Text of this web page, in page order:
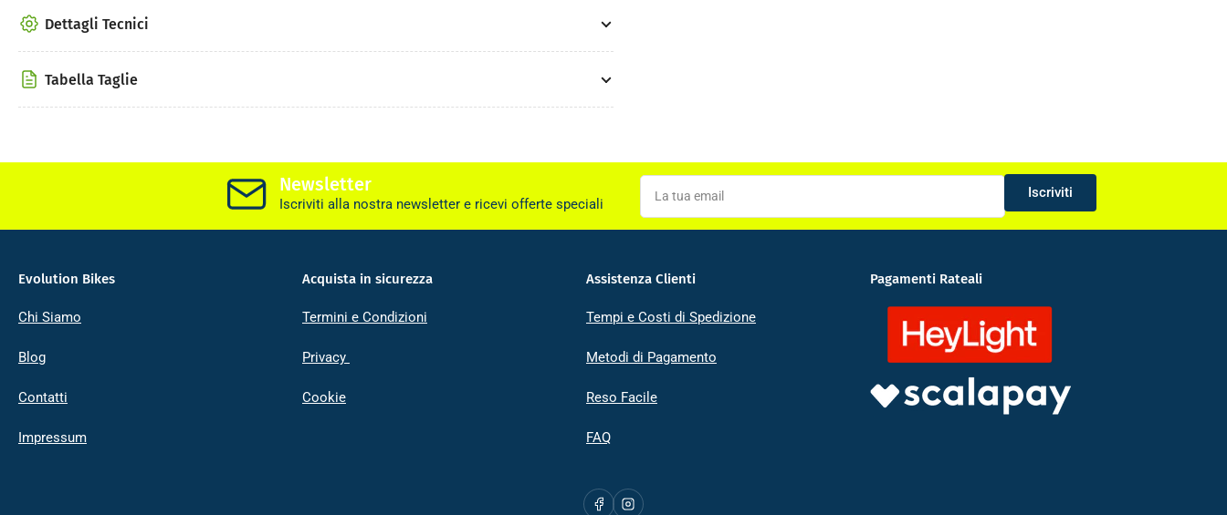
Dettagli Tecnici
Tabella Taglie
Newsletter
Iscriviti alla nostra newsletter e ricevi offerte speciali
La
tua
email
Iscriviti
Evolution Bikes
Chi Siamo
Blog
Contatti
Impressum
Acquista in sicurezza
Termini e Condizioni
Privacy
Cookie
Assistenza Clienti
Tempi e Costi di Spedizione
Metodi di Pagamento
Reso Facile
FAQ
Pagamenti Rateali
FacebookInstagram